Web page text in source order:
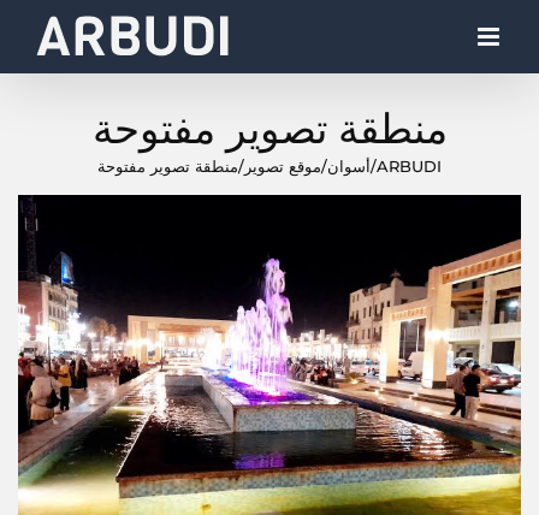
منطقة تصوير مفتوحة
ARBUDI
/أسوان/موقع تصوير /منطقة تصوير مفتوحة